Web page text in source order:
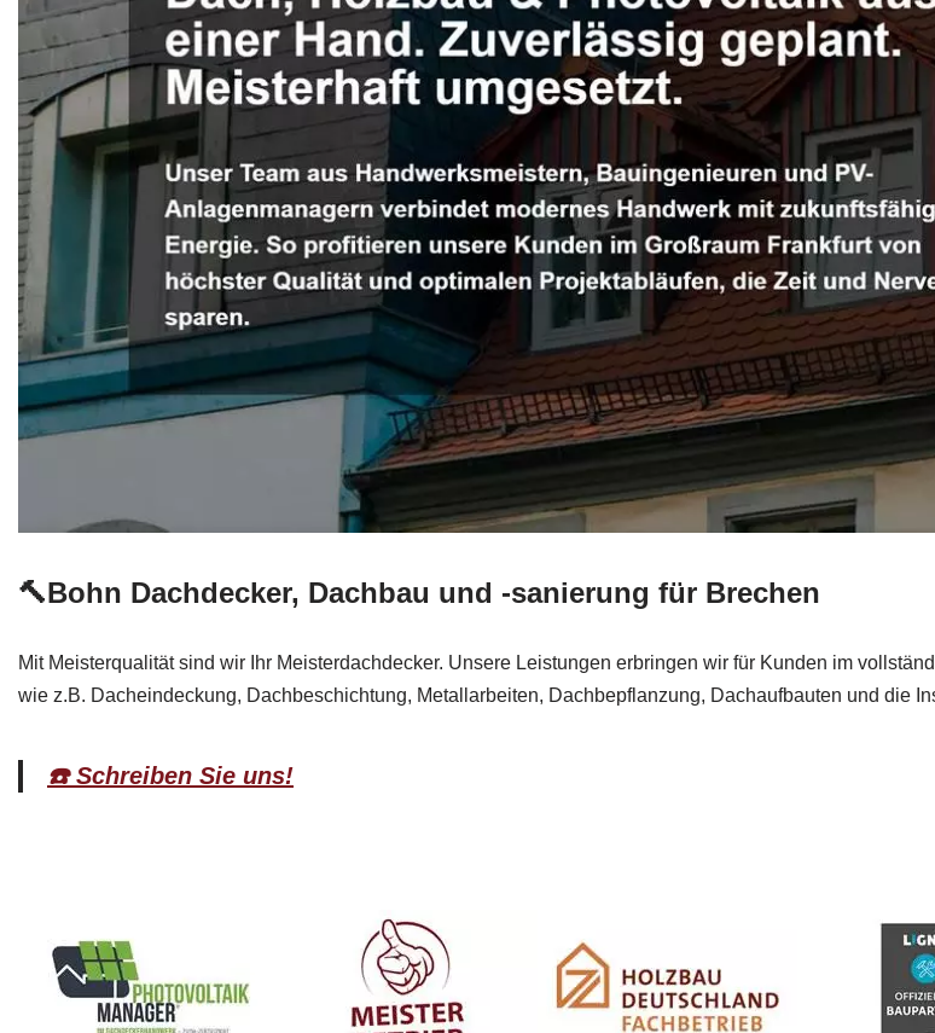
🔨Bohn Dachdecker, Dachbau und -sanierung für Brechen
Mit Meisterqualität sind wir Ihr Meisterdachdecker. Unsere Leistungen erbringen wir für Kunden im
wie z.B. Dacheindeckung, Dachbeschichtung, Metallarbeiten, Dachbepflanzung, Dachaufbauten und die
☎️ Schreiben Sie uns!